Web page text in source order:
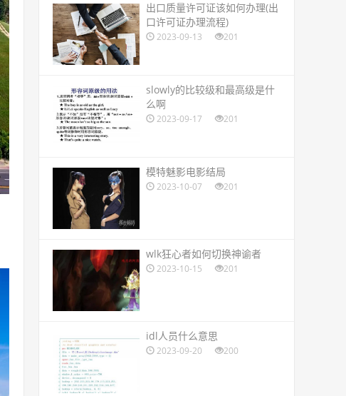
​出口质量许可证该如何办理(出
口许可证办理流程)
2023-09-13 201
​slowly的比较级和最高级是什
么啊
2023-09-17 201
​模特魅影电影结局
2023-10-07 201
​wlk狂心者如何切换神谕者
2023-10-15 201
​idl人员什么意思
2023-09-20 200